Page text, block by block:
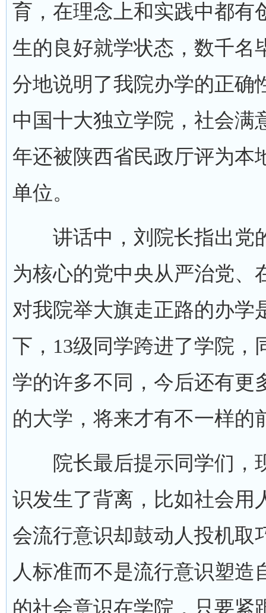
育，在理念上和实践中都有
生的良好就学状态，数千名
分地说明了我院办学的正确
中国十大独立学院，社会满
年还被陕西省民政厅评为本
单位。
讲话中，刘院长指出党
为核心的党中央从严治党、
对我院举大旗走正路的办学
下，13级同学跨进了学院，
学的许多不同，今后还有更
的大学，将来才有不一样的
院长最后提示同学们，
识发生了背离，比如社会用
会流行意识却鼓动人投机取
人标准而不是流行意识塑
的社会意识在学院，只要紧